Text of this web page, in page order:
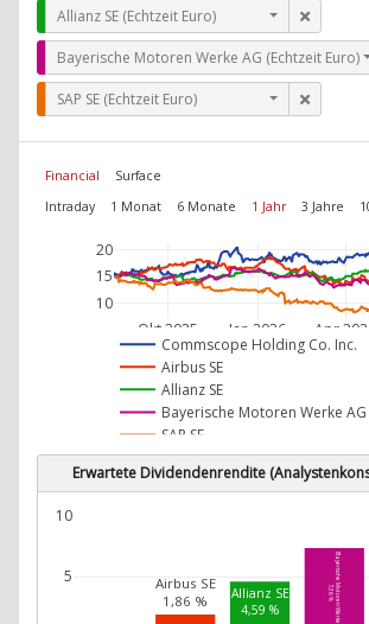
Allianz SE (Echtzeit Euro)
Bayerische Motoren Werke AG (Echtzeit Euro)
SAP SE (Echtzeit Euro)
Financial
Surface
Intraday
1 Monat 6 Monate 1 Jahr 3 Jahre
Okt 2025 Jan 2026 Apr
10
15
20
Commscope Holding Co. Inc.
Airbus SE
Allianz SE
Bayerische Motoren Werke AG
SAP SE
Erwartete Dividendenrendite
Airbus SE
1,86 % Allianz SE
4,59 % Bayerische Motoren Werke AG
7,36 %
5
10